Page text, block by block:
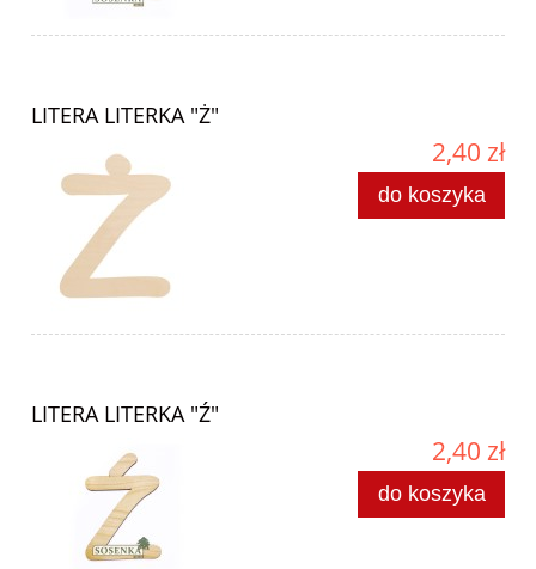
LITERA LITERKA "Ż"
2,40 zł
do koszyka
LITERA LITERKA "Ź"
2,40 zł
do koszyka